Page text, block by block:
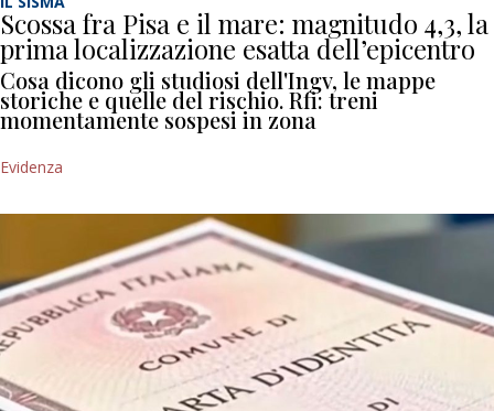
Scossa fra Pisa e il mare: magnitudo 4,3, la
prima localizzazione esatta dell’epicentro
Cosa dicono gli studiosi dell'Ingv, le mappe
storiche e quelle del rischio. Rfi: treni
momentamente sospesi in zona
Evidenza